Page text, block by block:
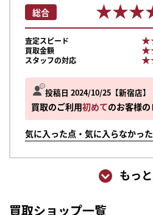
投稿日 2024/10/25 新宿店
買取のご利用初めてのお客様
気に入った点・気に入らなかっ
総合
査定スピード
買取金額
スタッフの対応
もっ
買取ショップ一覧
まず